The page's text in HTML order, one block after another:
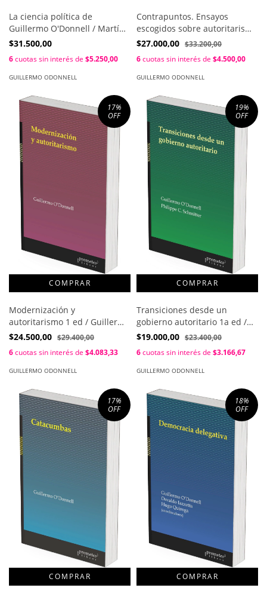
La ciencia política de
Guillermo O'Donnell / Martín
D'Alessandro ; Gabriela
$31.500,00
6cuotas sin interés de $5.250,00
GUILLERMO ODONNELL
Contrapuntos. Ensayos
escogidos sobre autoritarismo
y democratización 1a ed /
$27.000,00 $33.200,00
6cuotas sin interés de $4.500,00
GUILLERMO ODONNELL
17%
OFF
Modernización y
autoritarismo 1 ed / Guillermo
O´Donnell
$24.500,00 $29.400,00
6cuotas sin interés de $4.083,33
GUILLERMO ODONNELL
19%
OFF
Transiciones desde un
gobierno autoritario 1a ed /
Guillermo O´Donnell ;
$19.000,00 $23.400,00
6cuotas sin interés de $3.166,67
GUILLERMO ODONNELL
17%
OFF
18%
OFF